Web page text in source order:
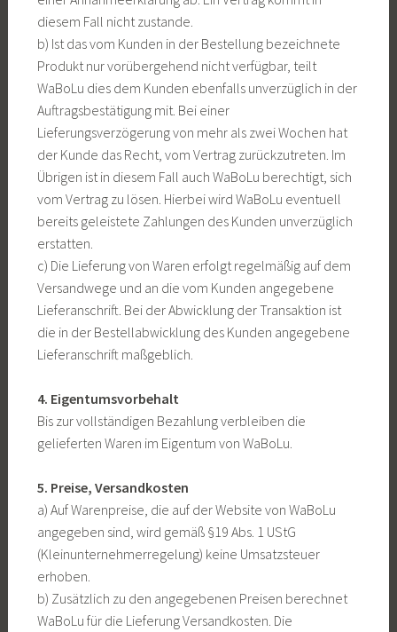
diesem Fall nicht zustande.
b) Ist das vom Kunden in der Bestellung bezeichnete
Produkt nur vorübergehend nicht verfügbar, teilt
WaBoLu dies dem Kunden ebenfalls unverzüglich in der
Auftragsbestätigung mit. Bei einer
Lieferungsverzögerung von mehr als zwei Wochen hat
der Kunde das Recht, vom Vertrag zurückzutreten. Im
Übrigen ist in diesem Fall auch WaBoLu berechtigt, sich
vom Vertrag zu lösen. Hierbei wird WaBoLu eventuell
bereits geleistete Zahlungen des Kunden unverzüglich
erstatten.
c) Die Lieferung von Waren erfolgt regelmäßig auf dem
Versandwege und an die vom Kunden angegebene
Lieferanschrift. Bei der Abwicklung der Transaktion ist
die in der Bestellabwicklung des Kunden angegebene
Lieferanschrift maßgeblich.
4. Eigentumsvorbehalt
Bis zur vollständigen Bezahlung verbleiben die
gelieferten Waren im Eigentum von WaBoLu.
5. Preise, Versandkosten
a) Auf Warenpreise, die auf der Website von WaBoLu
angegeben sind, wird gemäß §19 Abs. 1 UStG
(Kleinunternehmerregelung) keine Umsatzsteuer
erhoben.
b) Zusätzlich zu den angegebenen Preisen berechnet
WaBoLu für die Lieferung Versandkosten. Die